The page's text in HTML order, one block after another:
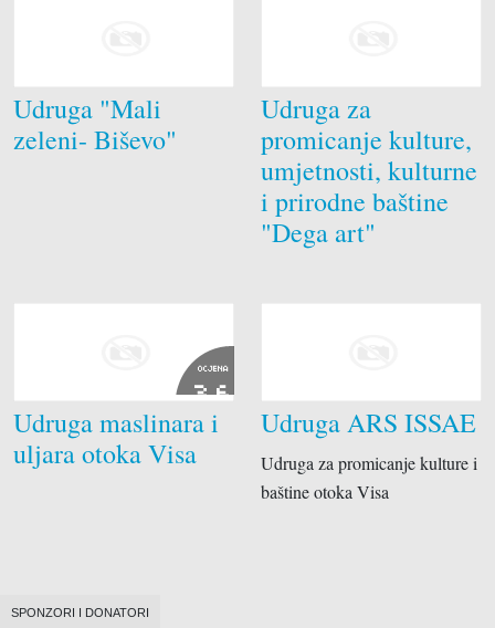
Udruga "Mali
zeleni- Biševo"
Udruga za
promicanje kulture,
umjetnosti, kulturne
i prirodne baštine
"Dega art"
OCJENA
3.6
Udruga maslinara i
uljara otoka Visa
Udruga ARS ISSAE
Udruga za promicanje kulture i
baštine otoka Visa
SPONZORI I DONATORI